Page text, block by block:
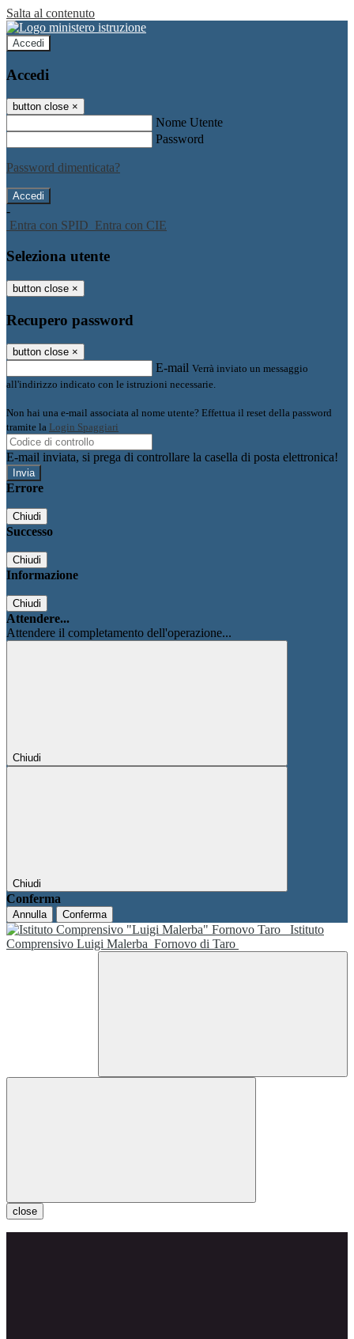
Salta al contenuto
Accedi
Accedi
button close ×
Nome Utente
Password
Password dimenticata?
-
Entra con SPID Entra con CIE
Seleziona utente
button close ×
Recupero password
button close ×
E-mail Verrà inviato un messaggio
all'indirizzo indicato con le istruzioni necessarie.
Non hai una e-mail associata al nome utente? Effettua il reset della password
tramite la Login Spaggiari
E-mail inviata, si prega di controllare la casella di posta elettronica!
Errore
Chiudi
Successo
Chiudi
Informazione
Chiudi
Attendere...
Attendere il completamento dell'operazione...
Chiudi
Chiudi
Conferma
Annulla Conferma
Istituto
Comprensivo Luigi Malerba Fornovo di Taro
close